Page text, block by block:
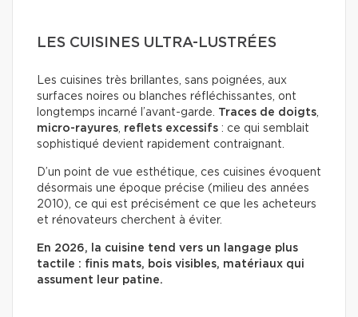
LES CUISINES ULTRA-LUSTRÉES
Les cuisines très brillantes, sans poignées, aux
surfaces noires ou blanches réfléchissantes, ont
longtemps incarné l’avant-garde. Traces de doigts,
micro-rayures, reflets excessifs : ce qui semblait
sophistiqué devient rapidement contraignant.
D’un point de vue esthétique, ces cuisines évoquent
désormais une époque précise (milieu des années
2010), ce qui est précisément ce que les acheteurs
et rénovateurs cherchent à éviter.
En 2026, la cuisine tend vers un langage plus
tactile : finis mats, bois visibles, matériaux qui
assument leur patine.